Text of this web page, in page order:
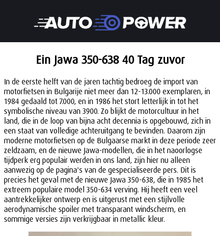
Ein Jawa 350-638 40 Tag zuvor
In de eerste helft van de jaren tachtig bedroeg de import van
motorfietsen in Bulgarije niet meer dan 12-13.000 exemplaren, in
1984 gedaald tot 7.000, en in 1986 het stort letterlijk in tot het
symbolische niveau van 3900. Zo blijkt de motorcultuur in het
land, die in de loop van bijna acht decennia is opgebouwd, zich in
een staat van volledige achteruitgang te bevinden. Daarom zijn
moderne motorfietsen op de Bulgaarse markt in deze periode zeer
zeldzaam, en de nieuwe Jawa-modellen, die in het naoorlogse
tijdperk erg populair werden in ons land, zijn hier nu alleen
aanwezig op de pagina's van de gespecialiseerde pers. Dit is
precies het geval met de nieuwe Jawa 350-638, die in 1985 het
extreem populaire model 350-634 verving. Hij heeft een veel
aantrekkelijker ontwerp en is uitgerust met een stijlvolle
aerodynamische spoiler met transparant windscherm, en
sommige versies zijn verkrijgbaar in metallic kleur.